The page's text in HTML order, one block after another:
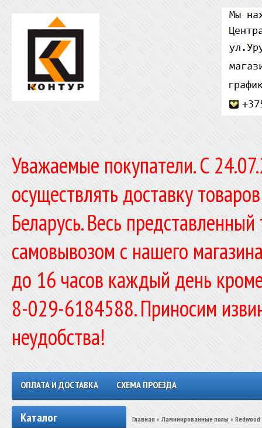
Уважаемые покупатели. C
осуществлять доставку
Беларусь. Весь
самовывозом с нашего
до 16 часов каждый день
8-029-6184588. Приносим
неудобства!
ОПЛАТА И ДОСТАВКА СХЕМА ПРОЕЗДА
Каталог Главная » Ламинированные полы » Redwood